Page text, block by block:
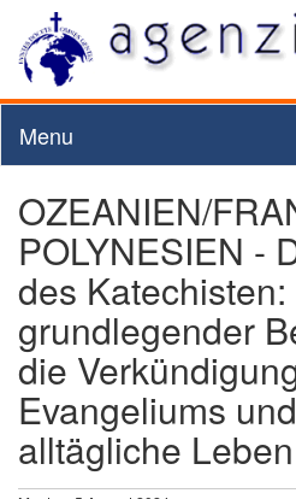
Menu
OZEANIEN/
POLYNESIEN -
des Katechisten:
grundlegender
die
Evangeliums
alltägliche